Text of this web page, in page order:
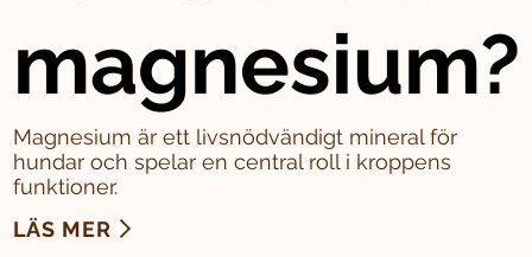
magnesium?
Magnesium är ett livsnödvändigt mineral för
hundar och spelar en central roll i kroppens
funktioner.
LÄS MER